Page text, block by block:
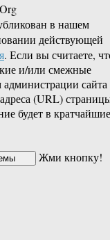
в нашем
действующей
. Если вы считаете,
и/или смежные
сайта
(URL)
будет в кратчайшие
Жми кнопку!